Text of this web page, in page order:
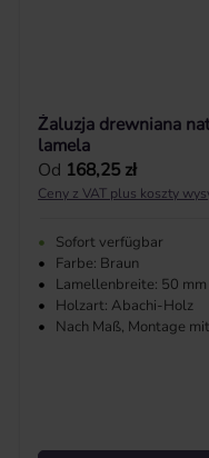
Żaluzja drewniana
lamela
Cena regularna:
Od 168,25 zł
Ceny z VAT plus koszty
•
Sofort verfügbar
•
Farbe: Braun
•
Lamellenbreite: 50 mm
•
Holzart: Abachi-Holz
•
Nach Maß, Montage